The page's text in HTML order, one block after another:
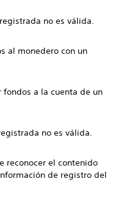
no es válida.
al monedero con un
fondos a la cuenta de un
no es válida.
reconocer el contenido
de registro del